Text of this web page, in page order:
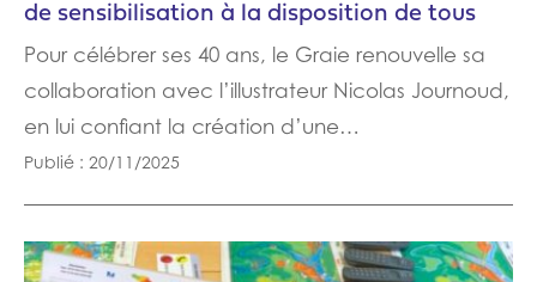
de sensibilisation à la disposition de tous
Pour célébrer ses 40 ans, le Graie renouvelle sa
collaboration avec l’illustrateur Nicolas Journoud,
en lui confiant la création d’une…
Publié : 20/11/2025